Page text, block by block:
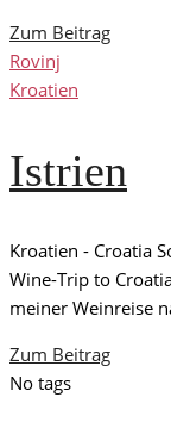
Zum Beitrag
Rovinj
Kroatien
Istrien
Kroatien - Croatia
Wine-Trip to
meiner Weinreise
Zum Beitrag
No tags